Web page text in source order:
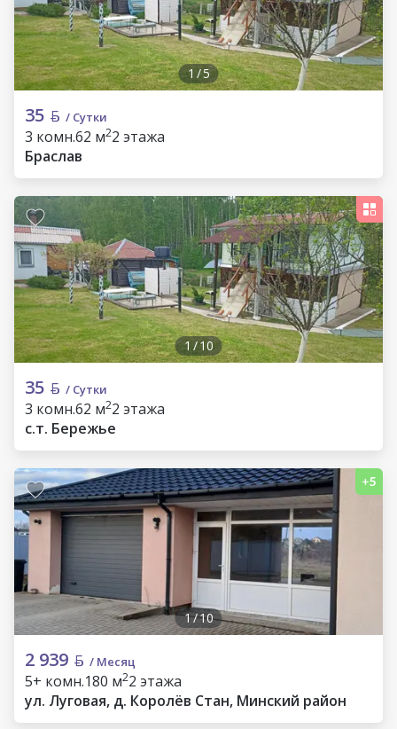
1/5
35 / Сутки
3 комн.62 м22 этажа
Браслав
1 /10
35 / Сутки
3 комн.62 м22 этажа
с.т. Бережье
1/10
2 939 / Месяц
5+ комн.180 м22 этажа
ул. Луговая, д. Королёв Стан, Минский район